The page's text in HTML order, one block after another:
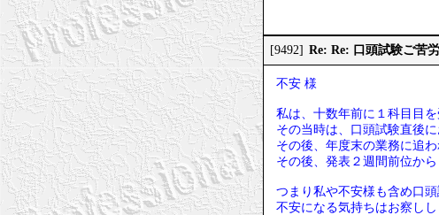
[9492] Re: Re: 口頭試験ご苦
不安 様
私は、十数年前に１科目目を
その当時は、口頭試験直後
その後、年度末の業務に追
その後、発表２週間前位か
つまり私や不安様も含め口
不安になる気持ちはお察し